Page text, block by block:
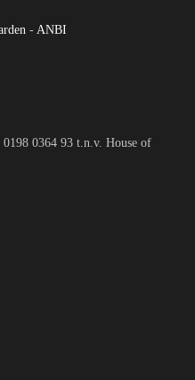
- ANBI
0364 93 t.n.v. House of